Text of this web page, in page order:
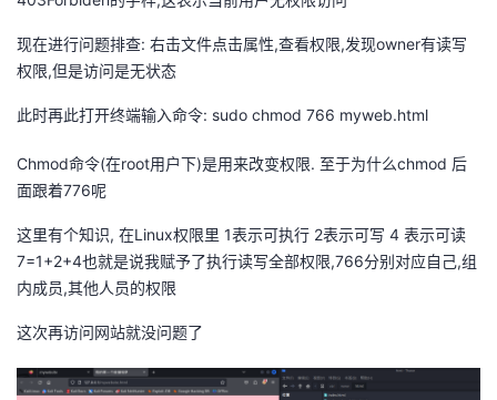
现在进行问题排查: 右击文件点击属性,查看权限,发现owner有读写
权限,但是访问是无状态
此时再此打开终端输入命令: sudo chmod 766 myweb.html
Chmod命令(在root用户下)是用来改变权限. 至于为什么chmod 后
面跟着776呢
这里有个知识, 在Linux权限里 1表示可执行 2表示可写 4 表示可读
7=1+2+4也就是说我赋予了执行读写全部权限,766分别对应自己,组
内成员,其他人员的权限
这次再访问网站就没问题了